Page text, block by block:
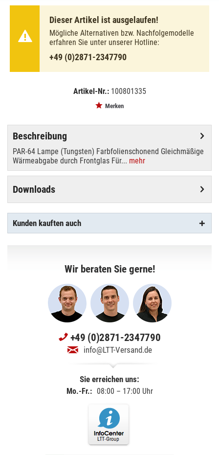
Dieser Artikel ist ausgelaufen!
Mögliche Alternativen bzw. Nachfolgemodelle
erfahren Sie unter unserer Hotline:
+49 (0)2871-2347790
Artikel-Nr.: 100801335
Merken
Beschreibung
PAR-64 Lampe (Tungsten) Farbfolienschonend Gleichmäßige
Wärmeabgabe durch Frontglas Für... mehr
Downloads
Kunden kauften auch
Wir beraten Sie gerne!
+49 (0)2871-2347790
info@LTT-Versand.de
Sie erreichen uns:
Mo.-Fr.: 08:00 – 17:00 Uhr